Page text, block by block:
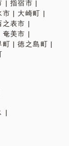
指宿市
市
大崎町
之表市
奄美市
町
徳之島町